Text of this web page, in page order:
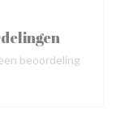
beoordeling